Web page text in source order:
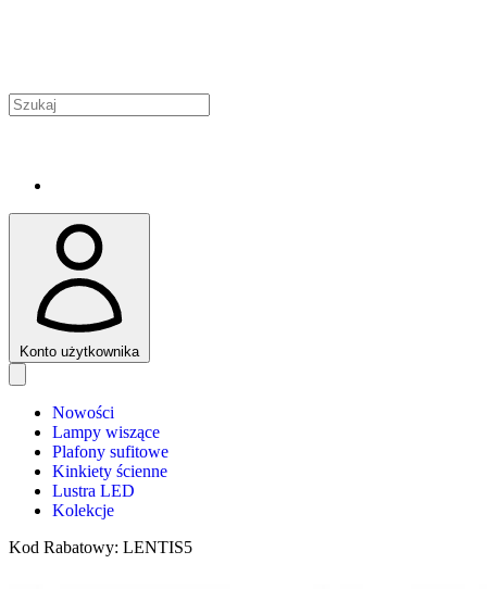
Konto użytkownika
Nowości
Lampy wiszące
Plafony sufitowe
Kinkiety ścienne
Lustra LED
Kolekcje
Kod Rabatowy: LENTIS5